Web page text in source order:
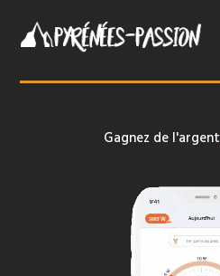
Gagnez de l'argent